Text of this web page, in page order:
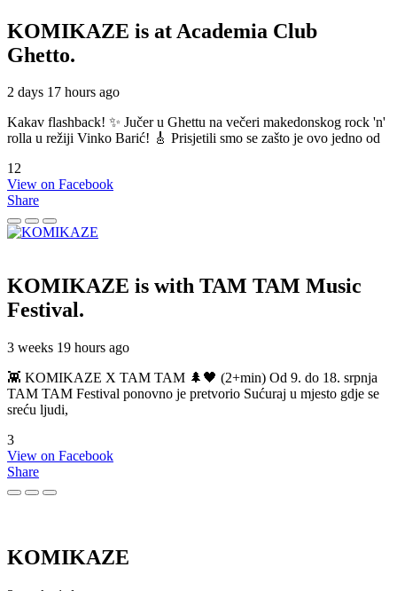
KOMIKAZE is at Academia Club
Ghetto.
2 days 17 hours ago
Kakav flashback! ✨ Jučer u Ghettu na večeri makedonskog rock 'n'
rolla u režiji Vinko Barić! 🎸 Prisjetili smo se zašto je ovo jedno od
12
View on Facebook
Share
KOMIKAZE is with TAM TAM Music
Festival.
3 weeks 19 hours ago
👾 KOMIKAZE X TAM TAM 🌲🖤 (2+min) Od 9. do 18. srpnja
TAM TAM Festival ponovno je pretvorio Sućuraj u mjesto gdje se
sreću ljudi,
3
View on Facebook
Share
KOMIKAZE